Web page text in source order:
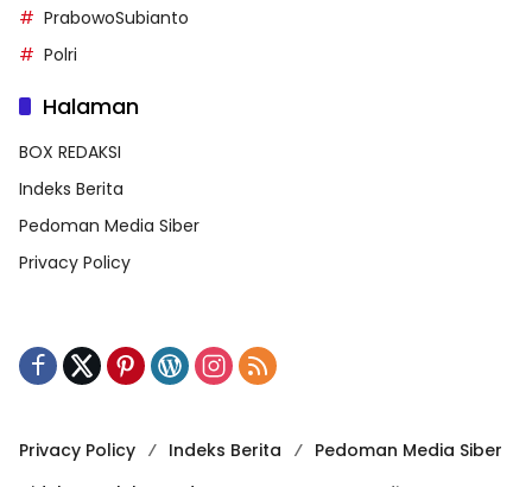
PrabowoSubianto
Polri
Halaman
BOX REDAKSI
Indeks Berita
Pedoman Media Siber
Privacy Policy
Privacy Policy Indeks Berita
Pedoman Media Siber